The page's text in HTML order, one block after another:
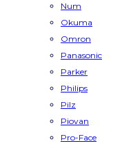
Num
Okuma
Omron
Panasonic
Parker
Philips
Pilz
Piovan
Pro-Face